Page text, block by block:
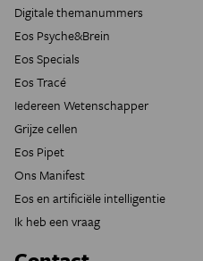
Digitale themanummers
Eos Psyche&Brein
Eos Specials
Eos Tracé
Iedereen Wetenschapper
Grijze cellen
Eos Pipet
Ons Manifest
Eos en artificiële intelligentie
Ik heb een vraag